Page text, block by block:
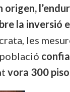
la inversió
les
vora 300